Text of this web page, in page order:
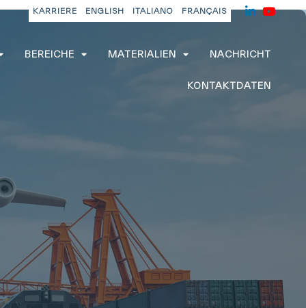
KARRIERE ENGLISH ITALIANO FRANÇAIS
BEREICHE MATERIALIEN NACHRICHT
KONTAKTDATEN